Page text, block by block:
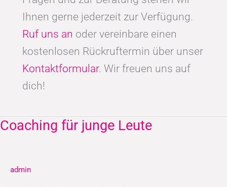
Ihnen gerne jederzeit zur Verfügung.
Ruf uns an oder vereinbare einen
kostenlosen Rückruftermin über unser
Kontaktformular. Wir freuen uns auf
dich!
Coaching für junge Leute
admin
Coaching
Leute